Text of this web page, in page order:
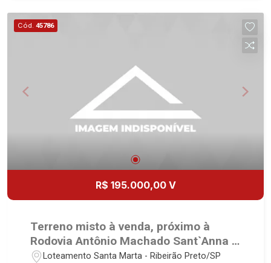
Cód. 45786
R$ 195.000,00 V
Terreno misto à venda, próximo à
Rodovia Antônio Machado Sant`Anna -
Ribeirão Preto/SP.
Loteamento Santa Marta - Ribeirão Preto/SP